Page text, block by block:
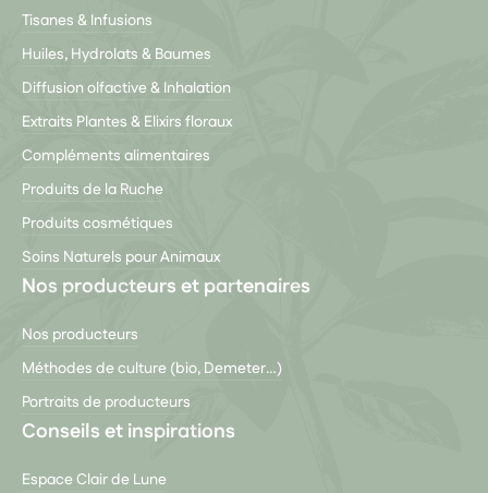
Tisanes & Infusions
Huiles, Hydrolats & Baumes
Diffusion olfactive & Inhalation
Extraits Plantes & Elixirs floraux
Compléments alimentaires
Produits de la Ruche
Produits cosmétiques
Soins Naturels pour Animaux
Nos producteurs et partenaires
Nos producteurs
Méthodes de culture (bio, Demeter…)
Portraits de producteurs
Conseils et inspirations
Espace Clair de Lune